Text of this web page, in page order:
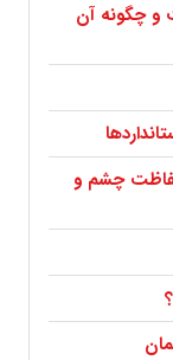
و چگونه آن
چشم و